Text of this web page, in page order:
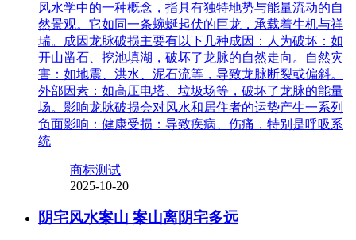
风水学中的一种概念，指具有独特地势与能量流动的自
然景观。它如同一条蜿蜒起伏的巨龙，承载着生机与祥
瑞。成因龙脉破损主要有以下几种成因：人为破坏：如
开山凿石、挖池填湖，破坏了龙脉的自然走向。自然灾
害：如地震、洪水、泥石流等，导致龙脉断裂或偏斜。
外部因素：如高压电塔、垃圾场等，破坏了龙脉的能量
场。影响龙脉破损会对风水和居住者的运势产生一系列
负面影响：健康受损：导致疾病、伤痛，特别是呼吸系
统
商标测试
2025-10-20
阴宅风水案山 案山离阴宅多远